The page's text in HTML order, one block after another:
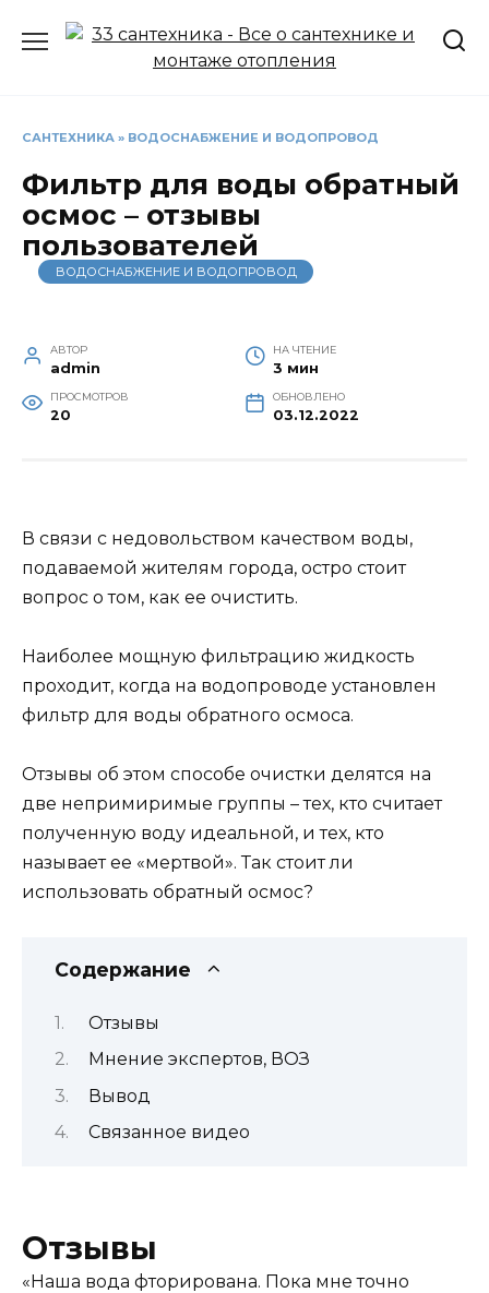
САНТЕХНИКА » ВОДОСНАБЖЕНИЕ И ВОДОПРОВОД
Фильтр для воды обратный
осмос – отзывы
пользователей
ВОДОСНАБЖЕНИЕ И ВОДОПРОВОД
АВТОР
admin
НА ЧТЕНИЕ
3 мин
ПРОСМОТРОВ
20
ОБНОВЛЕНО
03.12.2022
В связи с недовольством качеством воды,
подаваемой жителям города, остро стоит
вопрос о том, как ее очистить.
Наиболее мощную фильтрацию жидкость
проходит, когда на водопроводе установлен
фильтр для воды обратного осмоса.
Отзывы об этом способе очистки делятся на
две непримиримые группы – тех, кто считает
полученную воду идеальной, и тех, кто
называет ее «мертвой». Так стоит ли
использовать обратный осмос?
Содержание
Отзывы
Мнение экспертов, ВОЗ
Вывод
Связанное видео
Отзывы
«Наша вода фторирована. Пока мне точно